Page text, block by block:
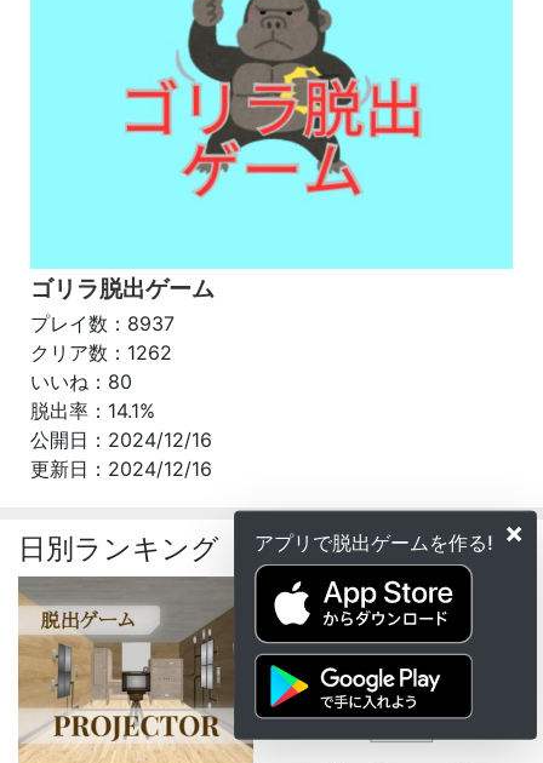
×
アプリで脱出ゲームを作る!
ゴリラ脱出ゲーム
プレイ数：8937
クリア数：1262
いいね：80
脱出率：14.1%
公開日：2024/12/16
更新日：2024/12/16
日別ランキング